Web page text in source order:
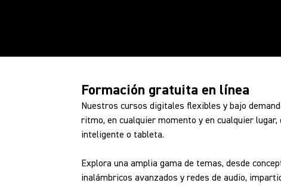
Formación gratuita en línea
Nuestros cursos digitales flexibles y bajo
ritmo, en cualquier momento y en cualquier
inteligente o tableta.
Explora una amplia gama de temas, desde
inalámbricos avanzados y redes de audio,